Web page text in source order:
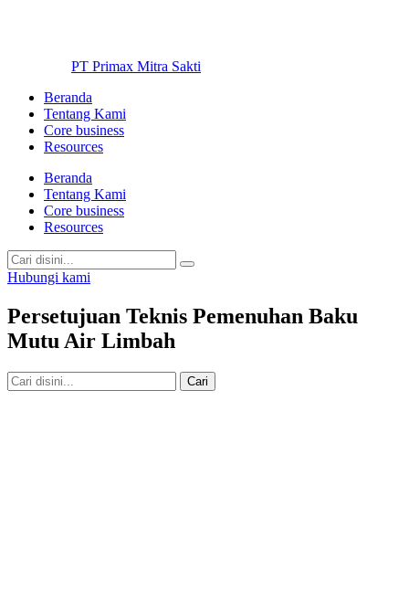
PT Primax Mitra Sakti
Beranda
Tentang Kami
Core business
Resources
Beranda
Tentang Kami
Core business
Resources
Hubungi kami
Persetujuan Teknis Pemenuhan Baku
Mutu Air Limbah
Cari